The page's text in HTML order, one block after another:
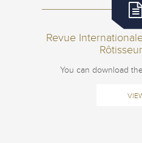
Revue
You can download